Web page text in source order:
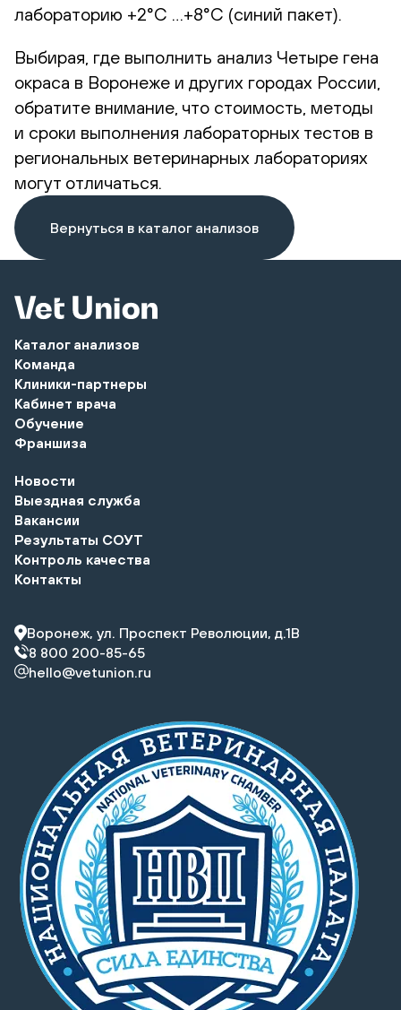
лабораторию +2°С …+8°С (синий пакет).
Выбирая, где выполнить анализ Четыре гена
окраса в Воронеже и других городах России,
обратите внимание, что стоимость, методы
и сроки выполнения лабораторных тестов в
региональных ветеринарных лабораториях
могут отличаться.
Вернуться в каталог анализов
Каталог анализов
Команда
Клиники-партнеры
Кабинет врача
Обучение
Франшиза
Новости
Выездная служба
Вакансии
Результаты СОУТ
Контроль качества
Контакты
Воронеж, ул. Проспект Революции, д.1В
8 800 200-85-65
hello@vetunion.ru